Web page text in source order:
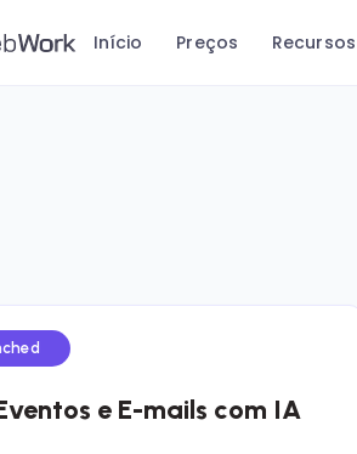
Início Preços Recursos
e E-mails com IA